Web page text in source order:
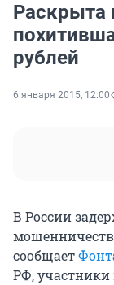
Раскрыта
рублей
6 января 2015, 12:00
В России
сообщает
РФ, участники